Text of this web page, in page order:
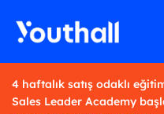
4 haftalık satış odaklı
Sales Leader Academy